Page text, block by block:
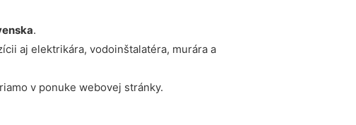
.
aj elektrikára, vodoinštalatéra, murára a
v ponuke webovej stránky.